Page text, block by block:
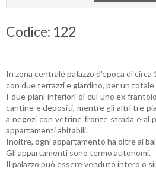
Codice: 122
In zona centrale palazzo d'epoca di
con due terrazzi e giardino, per un totale
I due piani inferiori di cui uno ex
cantine e depositi, mentre gli altri tre
a negozi con vetrine fronte strada e al
appartamenti abitabili.
Inoltre, ogni appartamento ha oltre ai
Gli appartamenti sono termo autonomi.
Il palazzo può essere venduto intero o